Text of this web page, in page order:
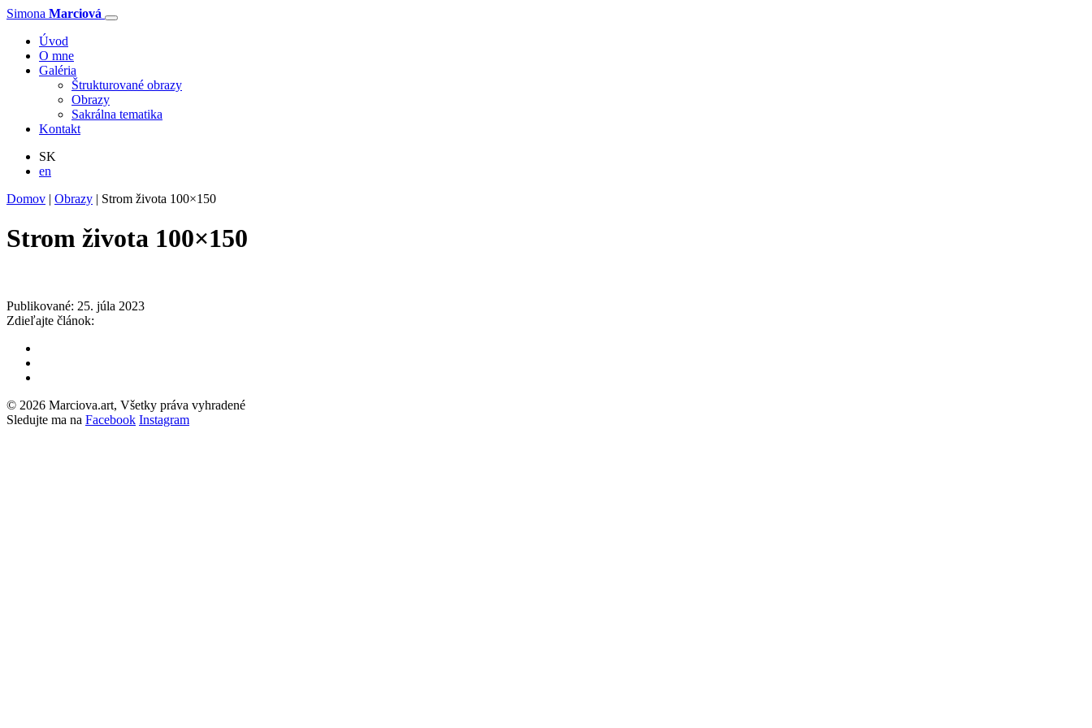
Simona Marciová
Úvod
O mne
Galéria
Štrukturované obrazy
Obrazy
Sakrálna tematika
Kontakt
SK
en
Domov | Obrazy | Strom života 100×150
Strom života 100×150
Publikované: 25. júla 2023
Zdieľajte článok:
© 2026 Marciova.art, Všetky práva vyhradené
Sledujte ma na Facebook Instagram